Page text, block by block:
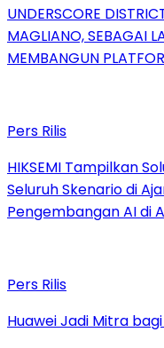
UNDERSCORE
MAGLIANO, SEBAGAI
MEMBANGUN
Pers Rilis
HIKSEMI Tampilkan
Seluruh Skenario di
Pengembangan AI di
Pers Rilis
Huawei Jadi Mitra bagi